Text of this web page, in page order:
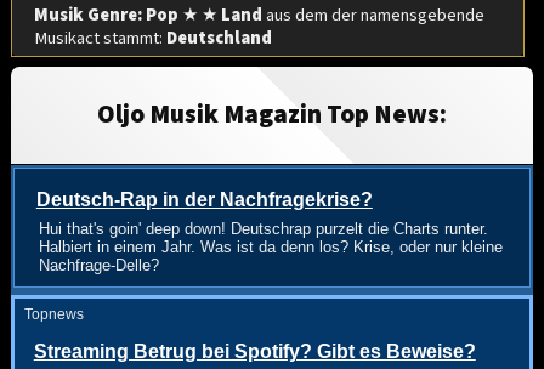
Musik Genre: Pop ★ ★ Landaus dem der namensgebende
Musikact stammt: Deutschland
Oljo Musik Magazin Top News:
Deutsch-Rap in der Nachfragekrise?
Hui that's goin' deep down! Deutschrap purzelt die Charts runter.
Halbiert in einem Jahr. Was ist da denn los? Krise, oder nur kleine
Nachfrage-Delle?
Topnews
Streaming Betrug bei Spotify? Gibt es Beweise?